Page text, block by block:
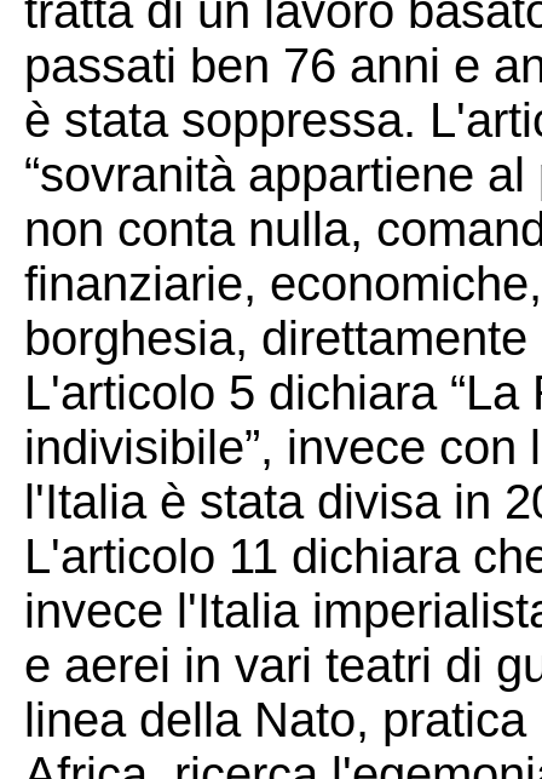
tratta di un lavoro
passati ben 76 anni e
è stata soppressa.
“sovranità appartiene
non conta nulla,
finanziarie,
borghesia,
L'articolo 5 dichiara
indivisibile”, invece
l'Italia è stata divisa in
L'articolo 11 dichiara
invece l'Italia
e aerei in vari teatri di
linea della Nato,